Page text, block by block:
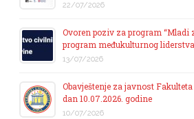
22/07/2026
Ovoren poziv za program “Mladi
program međukulturnog
13/07/2026
Obavještenje za javnost
dan 10.07.2026. godine
10/07/2026